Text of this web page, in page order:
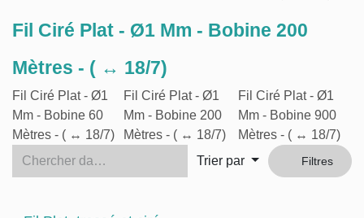
Mètres - ( ↔ 18/7)
Fil Ciré Plat - Ø1
Mm - Bobine 60
Mètres - ( ↔
18/7)
Fil Ciré Plat - Ø1
Mm - Bobine 200
Mètres - ( ↔ 18/7)
Fil Ciré Plat - Ø1
Mm - Bobine 900
Mètres - ( ↔ 18/7)